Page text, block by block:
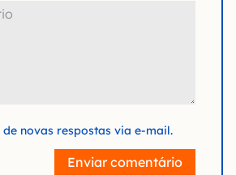
novas respostas via e-mail.
Enviar comentário